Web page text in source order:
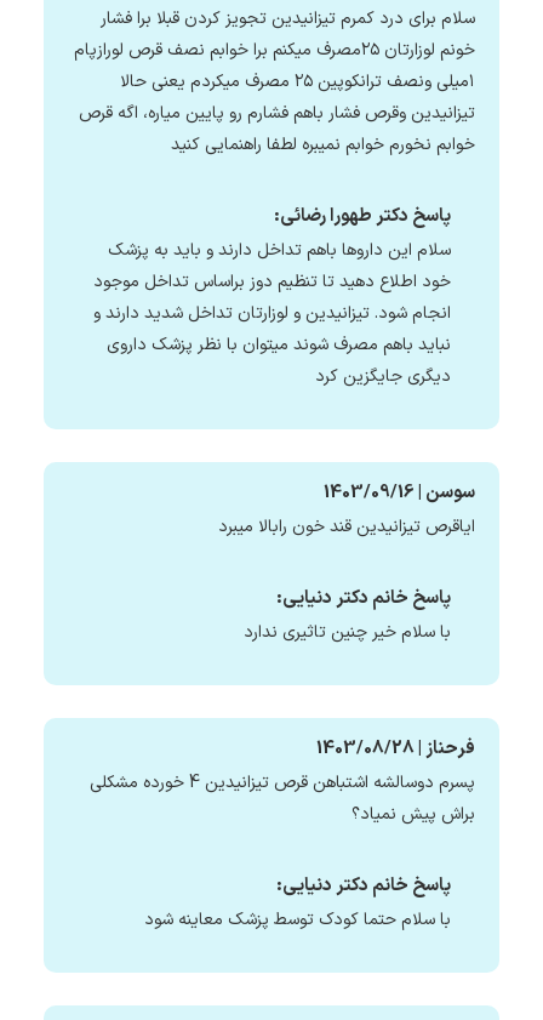
سلام برای درد کمرم تیزانیدین تجویز کردن قبلا برا فشار
خونم لوزارتان ۲۵مصرف میکنم برا خوابم نصف قرص لورازپام
۱میلی ونصف ترانکوپین ۲۵ مصرف میکردم یعنی حالا
تیزانیدین وقرص فشار باهم فشارم رو پایین میاره، اگه قرص
خوابم نخورم خوابم نمیبره لطفا راهنمایی کنید
پاسخ دکتر طهورا رضائی:
سلام این داروها باهم تداخل دارند و باید به پزشک
خود اطلاع دهید تا تنظیم دوز براساس تداخل موجود
انجام شود. تیزانیدین و لوزارتان تداخل شدید دارند و
نباید باهم مصرف شوند میتوان با نظر پزشک داروی
دیگری جایگزین کرد
سوسن | 1403/09/16
ایاقرص تیزانیدین قند خون رابالا میبرد
پاسخ خانم دکتر دنیایی:
با سلام خیر چنین تاثیری ندارد
فرحناز | 1403/08/28
پسرم دوسالشه اشتباهن قرص تیزانیدین 4 خورده مشکلی
براش پیش نمیاد؟
پاسخ خانم دکتر دنیایی:
با سلام حتما کودک توسط پزشک معاینه شود